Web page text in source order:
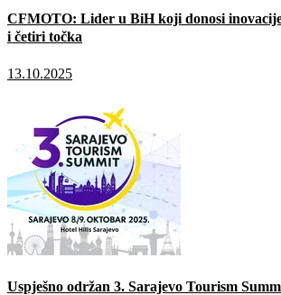
CFMOTO: Lider u BiH koji donosi
i četiri točka
13.10.2025
Uspješno održan 3. Sarajevo Tourism